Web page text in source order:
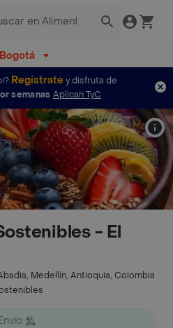
Bogotá
Regístratey disfruta de
semanas Aplican TyC
- El
Medellín, Antioquia, Colombia